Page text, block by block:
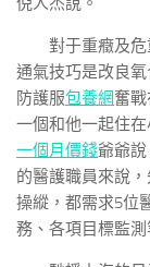
對于重癥及危
通氣技巧是改良氧
防護服包養網奮
一個和他一起住
一個月價錢爺爺
的醫護職員來說
操縱，都需求5位
務、各項目標監測